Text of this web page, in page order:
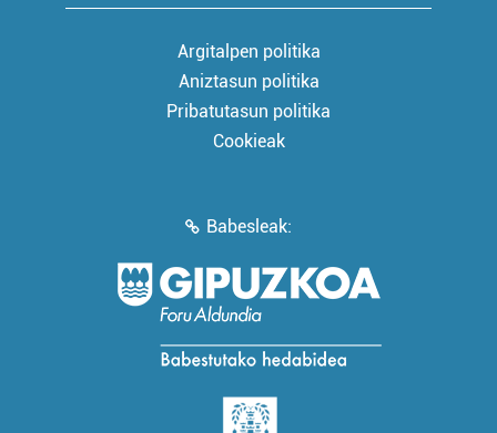
Argitalpen politika
Aniztasun politika
Pribatutasun politika
Cookieak
Babesleak: